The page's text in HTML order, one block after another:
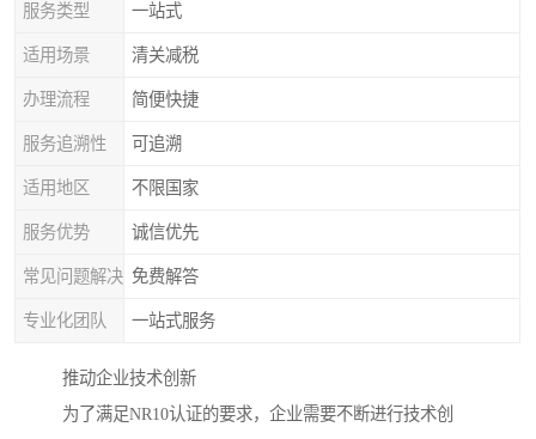
服务类型 一站式
适用场景 清关减税
办理流程 简便快捷
服务追溯性 可追溯
适用地区 不限国家
服务优势 诚信优先
常见问题解决 免费解答
专业化团队 一站式服务
推动企业技术创新
为了满足NR10认证的要求，企业需要不断进行技术创